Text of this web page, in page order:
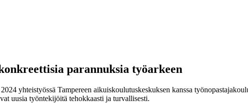
parannuksia työarkeen
yhteistyössä Tampereen aikuiskoulutuskeskuksen kanssa
uusia työntekijöitä tehokkaasti ja turvallisesti.